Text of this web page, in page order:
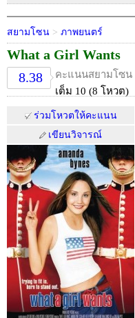
สยามโซน > ภาพยนตร์
What a Girl Wants
8.38
คะแนนสยามโซน
เต็ม 10 (8 โหวต)
ร่วมโหวตให้คะแนน
เขียนวิจารณ์